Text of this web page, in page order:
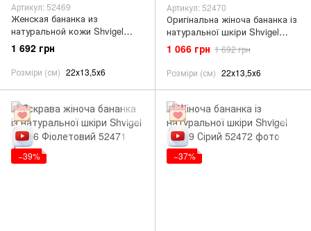
Артикул: 52469
Женская бананка из
натуральной кожи Shvigel
16378 Лимонный
1 692 грн
Розміри (см) 22х13,5х6
Артикул: 52470
Оригінальна жіноча бананка із
натуральної шкіри Shvigel
16379 Сірий
1 066 грн 1 692 грн
Розміри (см) 22х13,5х6
−39% −37%